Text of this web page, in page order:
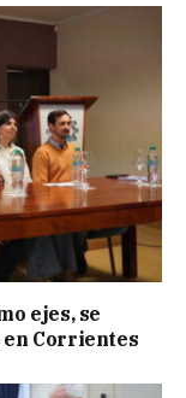
ejes, se
Corrientes